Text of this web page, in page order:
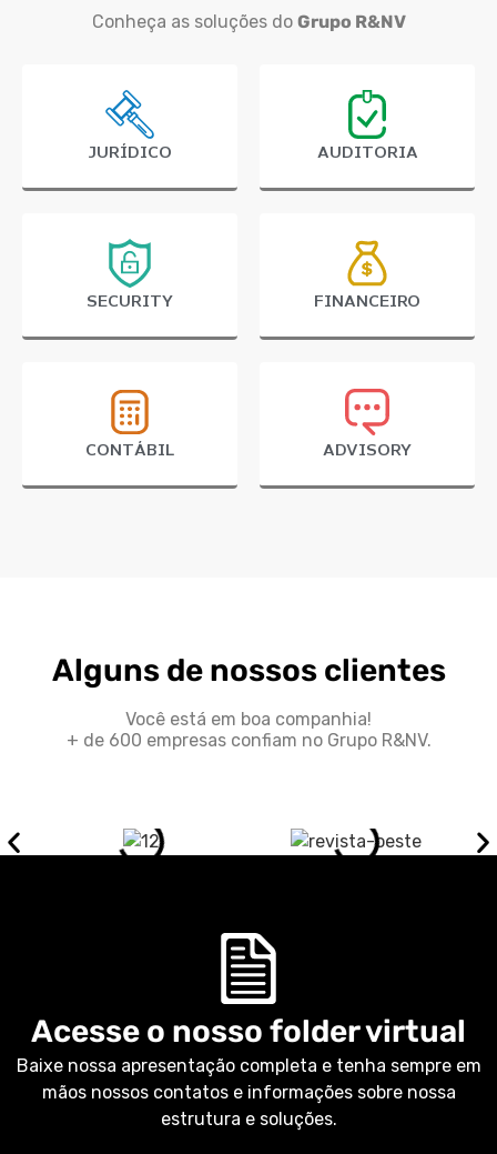
Conheça as soluções do Grupo R&NV
JURÍDICO AUDITORIA
SECURITY FINANCEIRO
CONTÁBIL ADVISORY
Alguns de nossos clientes
Você está em boa companhia!
+ de 600 empresas confiam no Grupo R&NV.
Acesse o nosso folder virtual
Baixe nossa apresentação completa e tenha sempre em
mãos nossos contatos e informações sobre nossa
estrutura e soluções.